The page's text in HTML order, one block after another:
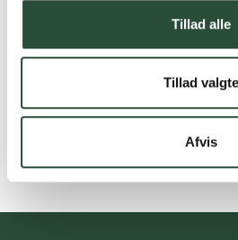
Tillad alle
Tillad valgte
Afvis